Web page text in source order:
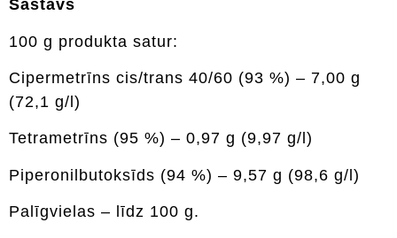
Sastāvs
100 g produkta satur:
Cipermetrīns cis/trans 40/60 (93 %) – 7,00 g
(72,1 g/l)
Tetrametrīns (95 %) – 0,97 g (9,97 g/l)
Piperonilbutoksīds (94 %) – 9,57 g (98,6 g/l)
Palīgvielas – līdz 100 g.